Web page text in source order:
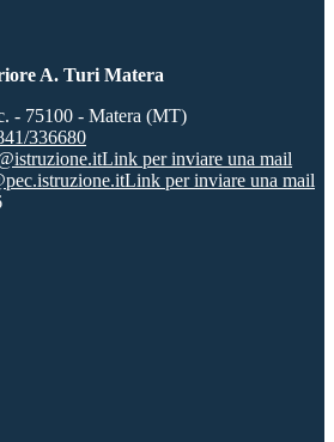
A. Turi Matera
- 75100 - Matera (MT)
336680
Link per inviare una mail
Link per inviare una mail